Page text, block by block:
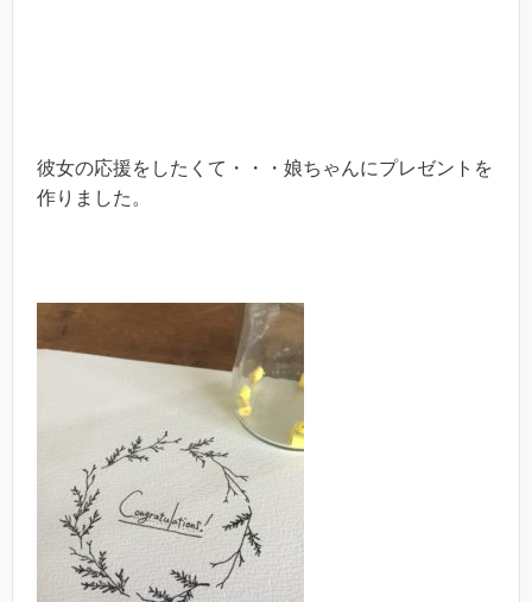
彼女の応援をしたくて・・・娘ちゃんにプレゼントを
作りました。